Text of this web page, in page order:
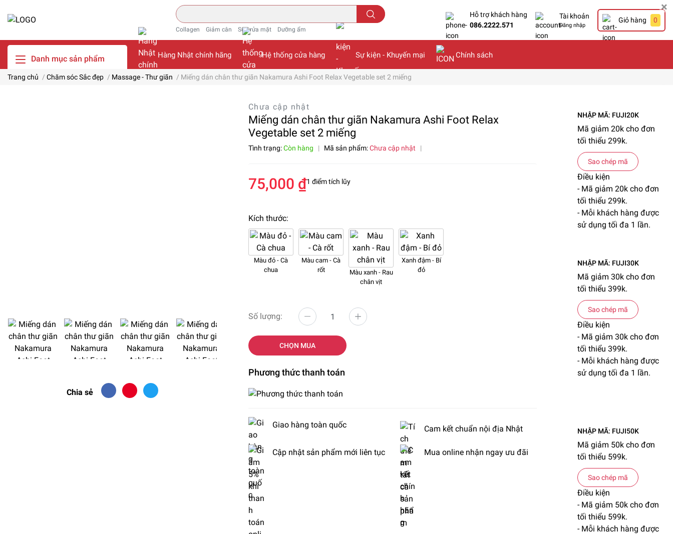
×
Collagen Giảm cân Sữa rửa mặt Dưỡng ẩm
Hỗ trợ khách hàng
086.2222.571
Tài khoản
Đăng nhập
Giỏ hàng 0
Danh mục sản phẩm Hàng Nhật chính hãng Hệ thống cửa hàng Sự kiện - Khuyến mại Chính sách
Trang chủ / Chăm sóc Sắc đẹp / Massage - Thư giãn / Miếng dán chân thư giãn Nakamura Ashi Foot Relax Vegetable set 2 miếng
Chia sẻ
Chưa cập nhật
Miếng dán chân thư giãn Nakamura Ashi Foot Relax
Vegetable set 2 miếng
Tình trạng:Còn hàng | Mã sản phẩm:Chưa cập nhật |
75,000 ₫1 điểm tích lũy
Kích thước:
Màu đỏ - Cà
chua
Màu cam - Cà
rốt
Màu xanh - Rau
chân vịt
Xanh đậm - Bí
đỏ
Số lượng:
CHỌN MUA
Phương thức thanh toán
Giao hàng toàn quốc Cam kết chuẩn nội địa Nhật
Cập nhật sản phẩm mới liên tục Mua online nhận ngay ưu đãi
NHẬP MÃ: FUJI20K
Mã giảm 20k cho đơn
tối thiểu 299k.
Sao chép mã
Điều kiện
- Mã giảm 20k cho đơn
tối thiểu 299k.
- Mỗi khách hàng được
sử dụng tối đa 1 lần.
NHẬP MÃ: FUJI30K
Mã giảm 30k cho đơn
tối thiểu 399k.
Sao chép mã
Điều kiện
- Mã giảm 30k cho đơn
tối thiểu 399k.
- Mỗi khách hàng được
sử dụng tối đa 1 lần.
NHẬP MÃ: FUJI50K
Mã giảm 50k cho đơn
tối thiểu 599k.
Sao chép mã
Điều kiện
- Mã giảm 50k cho đơn
tối thiểu 599k.
- Mỗi khách hàng được